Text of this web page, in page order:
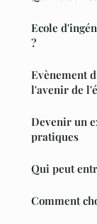
Ecole
?
Evènement
l'avenir de
Devenir un
pratiques
Qui peut
Comment